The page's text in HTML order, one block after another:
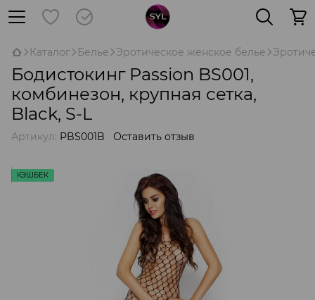
Каталог Белье Эротическое женское белье
Бодистокинг Passion BS001,
комбинезон, крупная сетка,
Black, S-L
Артикул: PBS001B Оставить отзыв
КЭШБЕК